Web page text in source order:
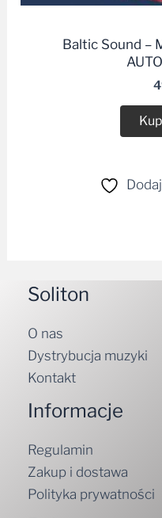
Baltic Sound –
Dystrybucja muzyki
Kontakt
Informacje
Zakup i dostawa
Polityka prywatności
Polecane